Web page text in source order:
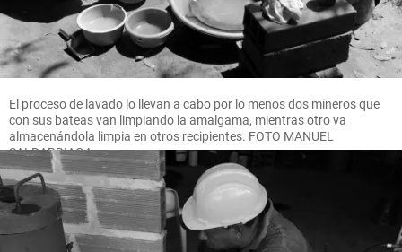
El proceso de lavado lo llevan a cabo por lo menos dos mineros que
con sus bateas van limpiando la amalgama, mientras otro va
almacenándola limpia en otros recipientes. FOTO MANUEL
SALDARRIAGA